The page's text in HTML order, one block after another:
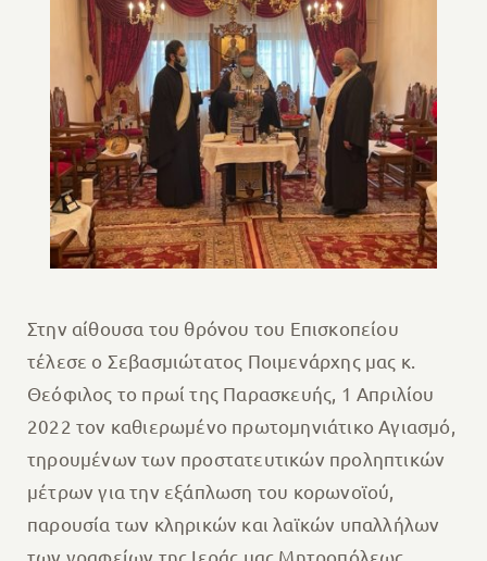
Στην αίθουσα του θρόνου του Επισκοπείου
τέλεσε ο Σεβασμιώτατος Ποιμενάρχης μας κ.
Θεόφιλος το πρωί της Παρασκευής, 1 Απριλίου
2022 τον καθιερωμένο πρωτομηνιάτικο Αγιασμό,
τηρουμένων των προστατευτικών προληπτικών
μέτρων για την εξάπλωση του κορωνοϊού,
παρουσία των κληρικών και λαϊκών υπαλλήλων
των γραφείων της Ιεράς μας Μητροπόλεως.